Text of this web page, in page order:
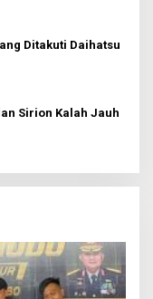
Ditakuti Daihatsu
Sirion Kalah Jauh